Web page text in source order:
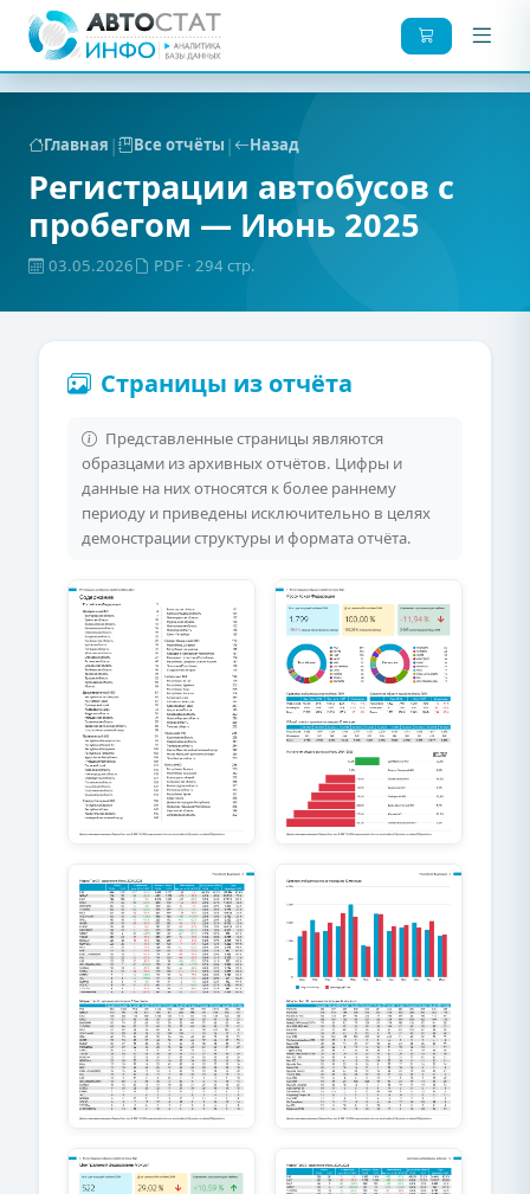
Главная | Все отчёты | Назад
Регистрации автобусов с
пробегом — Июнь 2025
03.05.2026 PDF · 294 стр.
Страницы из отчёта
Представленные страницы являются
образцами из архивных отчётов. Цифры и
данные на них относятся к более раннему
периоду и приведены исключительно в целях
демонстрации структуры и формата отчёта.